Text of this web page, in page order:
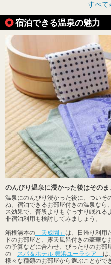
すべて
宿泊できる温泉の魅力
のんびり温泉に浸かった後はそのま
温泉にのんびり浸かった後に、ついそ
ね。宿泊できるお部屋付きの温泉なら
ス効果で、普段よりもぐっすり眠れる
非宿泊利用も検討してみましょう。
箱根湯本の 「天成園」 は、日帰り利用
ドのお部屋と、露天風呂付きの豪華
の予算などに合わせ、ぴったりのお部
の「スパ＆ホテル 舞浜ユーラシア」 は
様々な種類のお部屋から選ぶことがで